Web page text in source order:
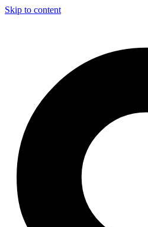
Skip to content